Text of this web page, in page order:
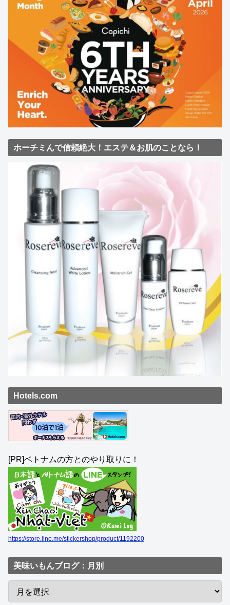
ホーチミんで信頼絶大！エステ＆お肌のことなら！
Hotels.com
[PR]ベトナムの方とのやり取りに！
https://store.line.me/stickershop/product/1192200
美味いもんブログ：月別